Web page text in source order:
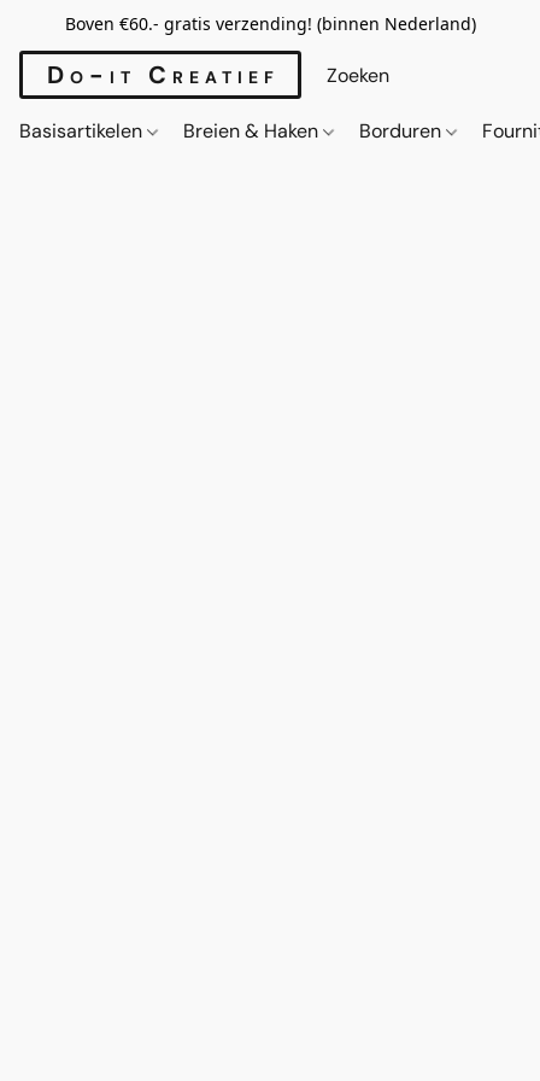
Boven €60.- gratis verzending! (binnen Nederland)
Do-it Creatief
Basisartikelen Breien & Haken Borduren